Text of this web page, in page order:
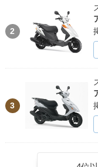
2
3